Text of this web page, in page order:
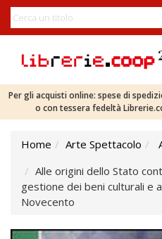
Per gli acquisti online: spese di
o con tessera fedeltà
Home Arte Spettacolo
Alle origini dello Stato
gestione dei beni culturali e
Novecento